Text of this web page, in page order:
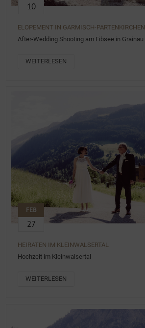
10
ELOPEMENT IN GARMISCH-PARTENKIRCHEN
After-Wedding Shooting am Eibsee in Grainau
WEITERLESEN
FEB
27
HEIRATEN IM KLEINWALSERTAL
Hochzeit im Kleinwalsertal
WEITERLESEN